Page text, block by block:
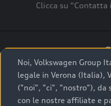
Clicca su
A breve verrai
Audi Center o
che ti supporterà per
Noi, Volkswagen Group
legale in Verona (Italia),
("noi", "ci", "nostro"), da
con le nostre affiliate e